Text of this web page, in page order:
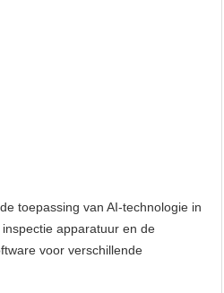
toepassing van AI-technologie in
apparatuur en de
voor verschillende